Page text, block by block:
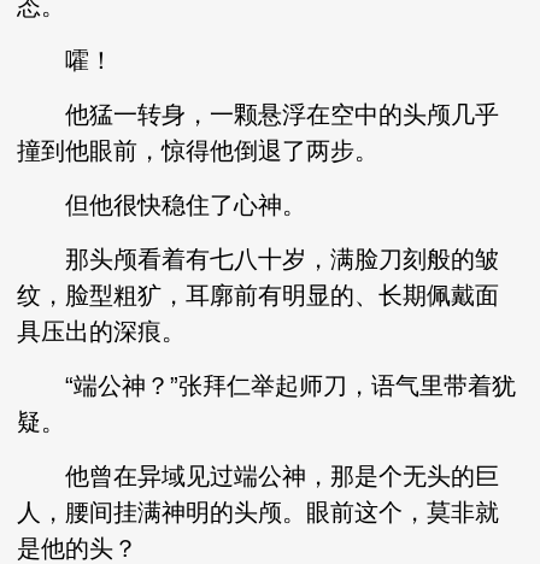
态。
嚯！
他猛一转身，一颗悬浮在空中的头颅几乎
撞到他眼前，惊得他倒退了两步。
但他很快稳住了心神。
那头颅看着有七八十岁，满脸刀刻般的皱
纹，脸型粗犷，耳廓前有明显的、长期佩戴面
具压出的深痕。
“端公神？”张拜仁举起师刀，语气里带着犹
疑。
他曾在异域见过端公神，那是个无头的巨
人，腰间挂满神明的头颅。眼前这个，莫非就
是他的头？